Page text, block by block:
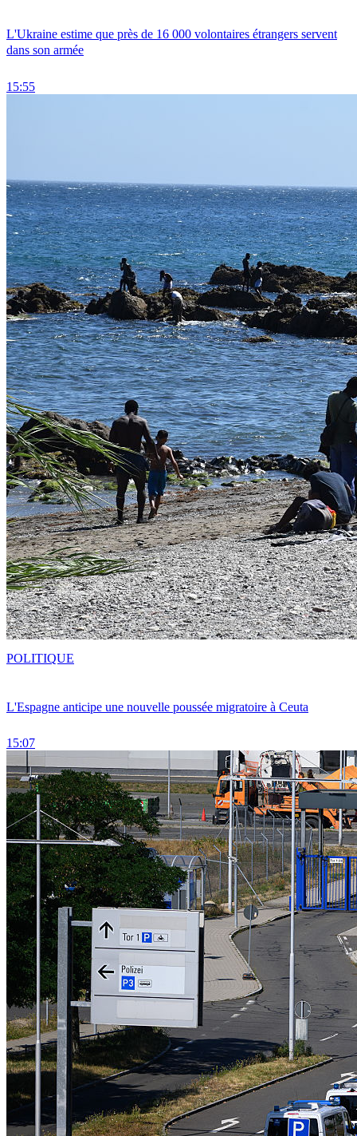
L'Ukraine estime que près de 16 000 volontaires étrangers servent
dans son armée
15:55
L'Espagne anticipe une nouvelle poussée migratoire à Ceuta
15:07
POLITIQUE